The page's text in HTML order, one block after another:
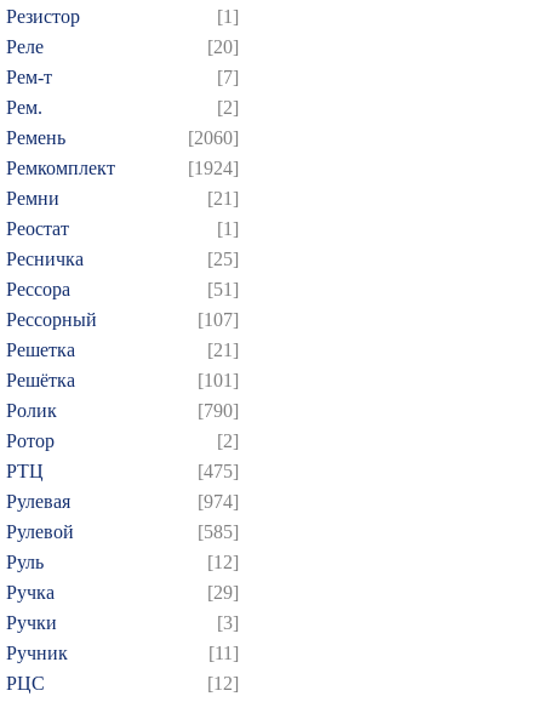
Резистор
[1]
Реле
[20]
Рем-т
[7]
Рем.
[2]
Ремень
[2060]
Ремкомплект
[1924]
Ремни
[21]
Реостат
[1]
Ресничка
[25]
Рессора
[51]
Рессорный
[107]
Решетка
[21]
Решётка
[101]
Ролик
[790]
Ротор
[2]
РТЦ
[475]
Рулевая
[974]
Рулевой
[585]
Руль
[12]
Ручка
[29]
Ручки
[3]
Ручник
[11]
РЦC
[12]